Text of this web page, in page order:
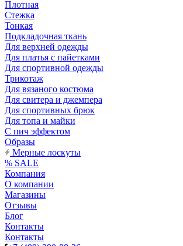
Плотная
Стежка
Тонкая
Подкладочная ткань
Для верхней одежды
Для платья с пайетками
Для спортивной одежды
Трикотаж
Для вязаного костюма
Для свитера и джемпера
Для спортивных брюк
Для топа и майки
С пич эффектом
Образы
Мерные лоскуты
% SALE
Компания
О компании
Магазины
Отзывы
Блог
Контакты
Контакты